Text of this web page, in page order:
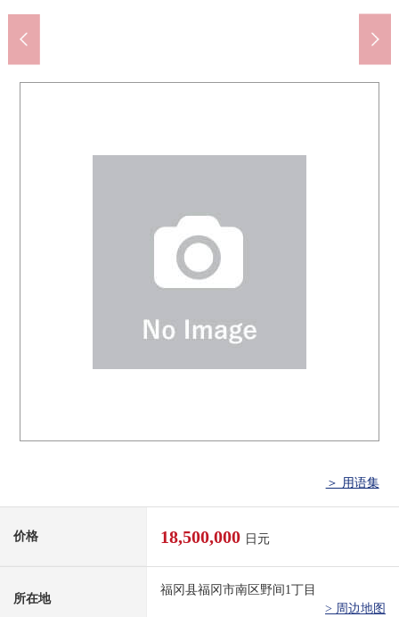
＞ 用语集
价格 18,500,000 日元
所在地
福冈县福冈市南区野间1丁目
> 周边地图